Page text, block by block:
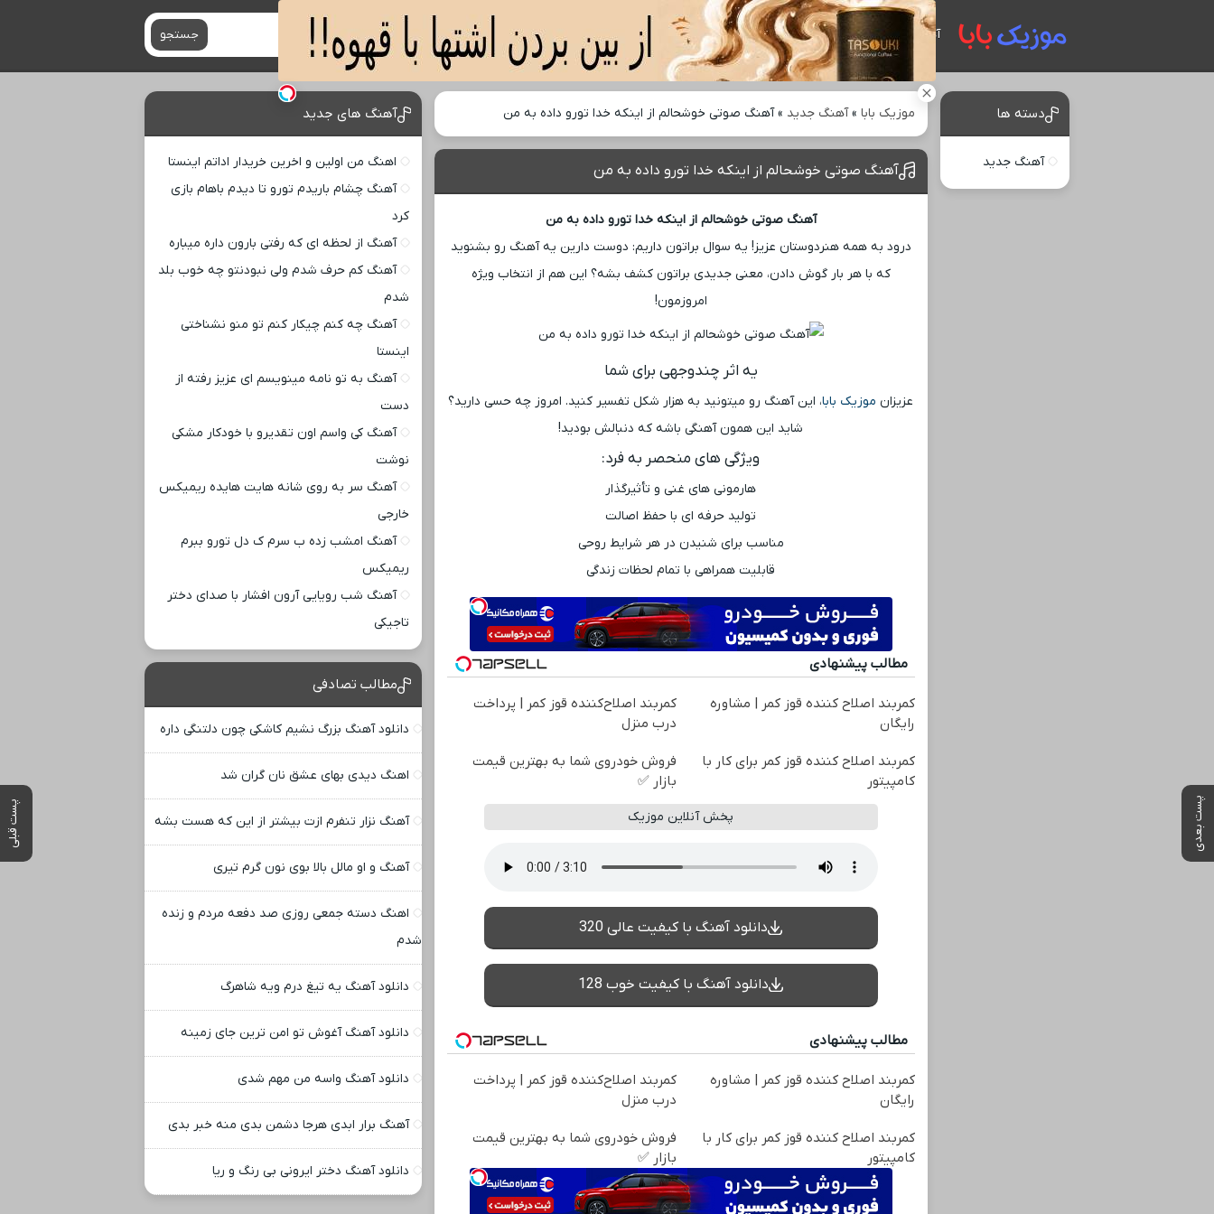
آهنگ های جدید جستجو
موزیک بابا »آهنگ جدید »آهنگ صوتی خوشحالم از اینکه خدا تورو داده به من
پست بعدی پست قبلی
آهنگ صوتی خوشحالم از اینکه خدا تورو داده به من
آهنگ صوتی خوشحالم از اینکه خدا تورو داده به من
درود به همه هنردوستان عزیز! یه سوال براتون داریم: دوست دارین یه آهنگ رو بشنوید
که با هر بار گوش دادن، معنی جدیدی براتون کشف بشه؟ این هم از انتخاب ویژه
امروزمون!
یه اثر چندوجهی برای شما
عزیزان موزیک بابا، این آهنگ رو میتونید به هزار شکل تفسیر کنید. امروز چه حسی دارید؟
شاید این همون آهنگی باشه که دنبالش بودید!
ویژگی ‌های منحصر به فرد:
هارمونی ‌های غنی و تأثیرگذار
تولید حرفه ‌ای با حفظ اصالت
مناسب برای شنیدن در هر شرایط روحی
قابلیت همراهی با تمام لحظات زندگی
مطالب پیشنهادی
کمربند اصلاح کننده قوز کمر | مشاوره
رایگان
کمربند اصلاح‌کننده قوز کمر | پرداخت
درب منزل
کمربند اصلاح کننده قوز کمر برای کار با
کامپیتور
فروش خودروی شما به بهترین قیمت
بازار ✅
پخش آنلاین موزیک
دانلود آهنگ با کیفیت عالی 320
دانلود آهنگ با کیفیت خوب 128
مطالب پیشنهادی
کمربند اصلاح کننده قوز کمر | مشاوره
رایگان
کمربند اصلاح‌کننده قوز کمر | پرداخت
درب منزل
کمربند اصلاح کننده قوز کمر برای کار با
کامپیتور
فروش خودروی شما به بهترین قیمت
بازار ✅
دسته ها
آهنگ جدید
آهنگ های جدید
اهنگ من اولین و اخرین خریدار اداتم اینستا
آهنگ چشام باریدم تورو تا دیدم باهام بازی
کرد
آهنگ از لحظه ای که رفتی بارون داره میباره
آهنگ کم حرف شدم ولی نبودنتو چه خوب بلد
شدم
آهنگ چه کنم چیکار کنم تو منو نشناختی
اینستا
آهنگ به تو نامه مینویسم ای عزیز رفته از
دست
آهنگ کی واسم اون تقدیرو با خودکار مشکی
نوشت
آهنگ سر به روی شانه هایت هایده ریمیکس
خارجی
آهنگ امشب زده ب سرم ک دل تورو ببرم
ریمیکس
آهنگ شب رویایی آرون افشار با صدای دختر
تاجیکی
مطالب تصادفی
دانلود آهنگ بزرگ نشیم کاشکی چون دلتنگی داره
اهنگ دیدی بهای عشق نان گران شد
آهنگ نزار تنفرم ازت بیشتر از این که هست بشه
آهنگ و او مالل بالا بوی نون گرم تیری
اهنگ دسته جمعی روزی صد دفعه مردم و زنده
شدم
دانلود آهنگ یه تیغ درم ویه شاهرگ
دانلود آهنگ آغوش تو امن ترین جای زمینه
دانلود آهنگ واسه من مهم شدی
آهنگ برار ابدی هرجا دشمن بدی منه خبر بدی
دانلود آهنگ دختر ایرونی بی رنگ و ریا